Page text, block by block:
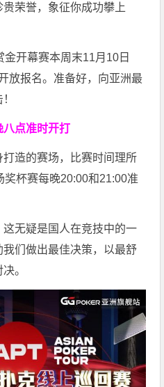
荣誉，象征你成功攀上
开幕赛本周末11月10日
放报名。准备好，向亚洲最
八点准时开打
造的赛场，比赛时间理所
奖杯赛每晚20:00和21:00准
无疑是国人在竞技中的一
们做出最佳决策，以最舒
。